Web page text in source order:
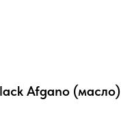
Afgano (масло)